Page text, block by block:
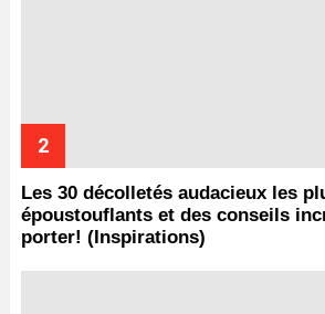
Les 30 décolletés audacieux les
époustouflants et des conseils
porter! (Inspirations)